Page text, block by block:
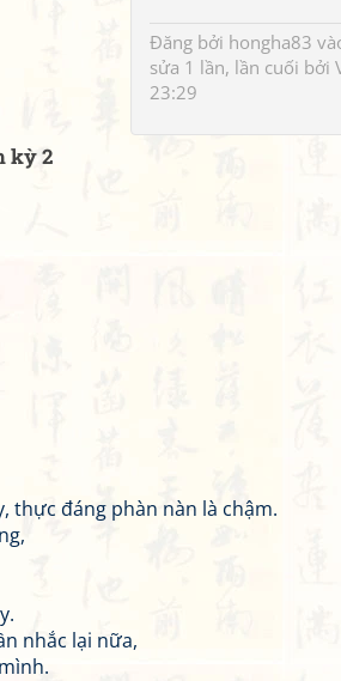
Đăng bởi hongha83
sửa 1 lần, lần cuối bởi
23:29
kỳ 2
thực đáng phàn nàn là chậm.
nhắc lại nữa,